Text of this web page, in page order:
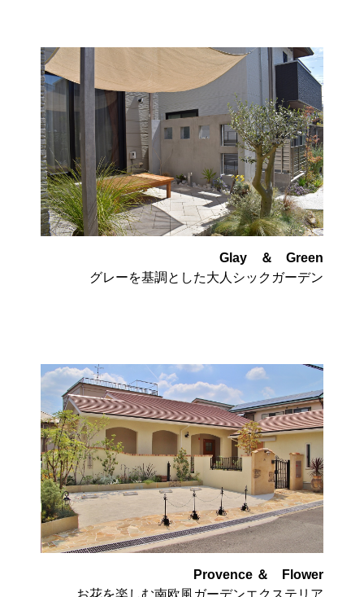
Glay ＆ Green
グレーを基調とした大人シックガーデン
Provence ＆ Flower